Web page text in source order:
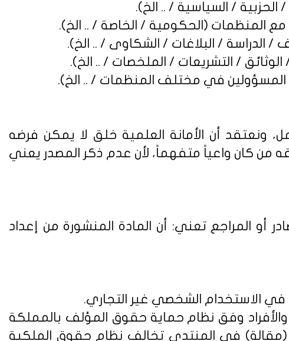
ونعتقد أن الأمانة العلمية خلق لا يمكن فرضه
كان واعياً متفهماً، لأن عدم ذكر المصدر يعني
أو المراجع تعني: أن المادة المنشورة من إعداد
في الاستخدام الشخصي غير التجاري.
وفق نظام حماية حقوق المؤلف بالمملكة
في المنتدى تخالف نظام حقوق الملكية